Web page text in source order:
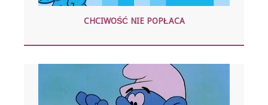
CHCIWOŚĆ NIE POPŁACA